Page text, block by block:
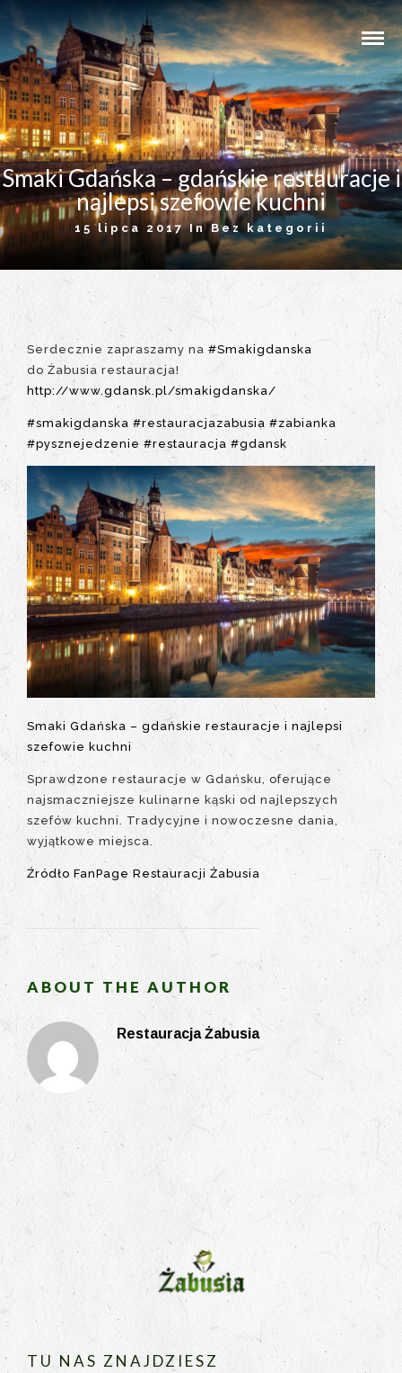
Smaki Gdańska – gdańskie restauracje i
najlepsi szefowie kuchni
15 lipca 2017 In Bez kategorii
Serdecznie zapraszamy na #Smakigdanska
do Żabusia restauracja!
http://www.gdansk.pl/smakigdanska/
#smakigdanska #restauracjazabusia #zabianka
#pysznejedzenie #restauracja #gdansk
Smaki Gdańska – gdańskie restauracje i najlepsi
szefowie kuchni
Sprawdzone restauracje w Gdańsku, oferujące
najsmaczniejsze kulinarne kąski od najlepszych
szefów kuchni. Tradycyjne i nowoczesne dania,
wyjątkowe miejsca.
Źródło FanPage Restauracji Żabusia
ABOUT THE AUTHOR
Restauracja Żabusia
TU NAS ZNAJDZIESZ